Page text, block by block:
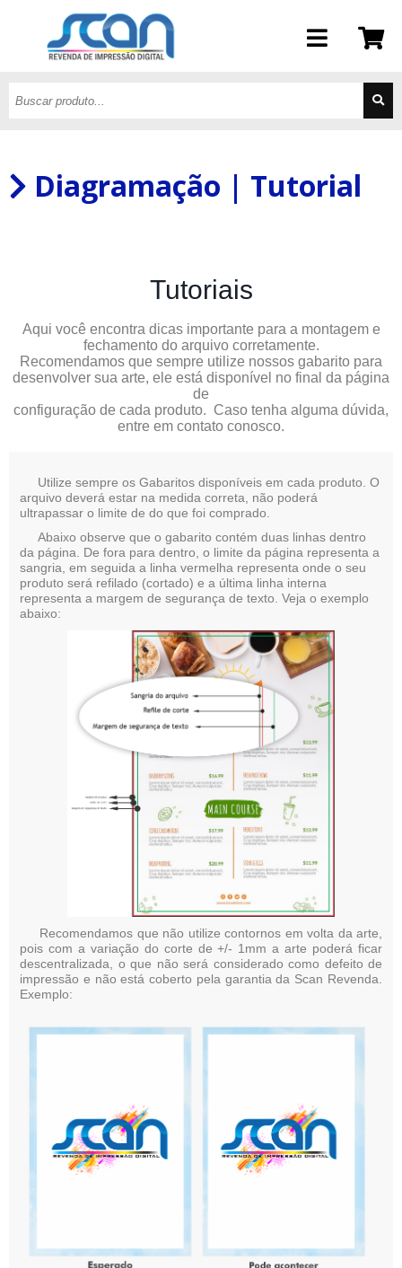
Diagramação | Tutorial
Tutoriais
Aqui você encontra dicas importante para a montagem e
fechamento do arquivo corretamente.
Recomendamos que sempre utilize nossos gabarito para
desenvolver sua arte, ele está disponível no final da página
de
configuração de cada produto. Caso tenha alguma dúvida,
entre em contato conosco.
Utilize sempre os Gabaritos disponíveis em cada produto. O
arquivo deverá estar na medida correta, não poderá
ultrapassar o limite de do que foi comprado.
Abaixo observe que o gabarito contém duas linhas dentro
da página. De fora para dentro, o limite da página representa a
sangria, em seguida a linha vermelha representa onde o seu
produto será refilado (cortado) e a última linha interna
representa a margem de segurança de texto. Veja o exemplo
abaixo:
Recomendamos que não utilize contornos em volta da arte,
pois com a variação do corte de +/- 1mm a arte poderá ficar
descentralizada, o que não será considerado como defeito de
impressão e não está coberto pela garantia da Scan Revenda.
Exemplo: